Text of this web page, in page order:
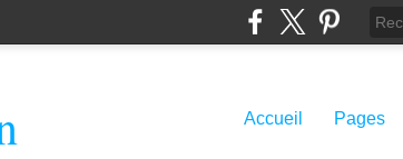
Accueil Pages